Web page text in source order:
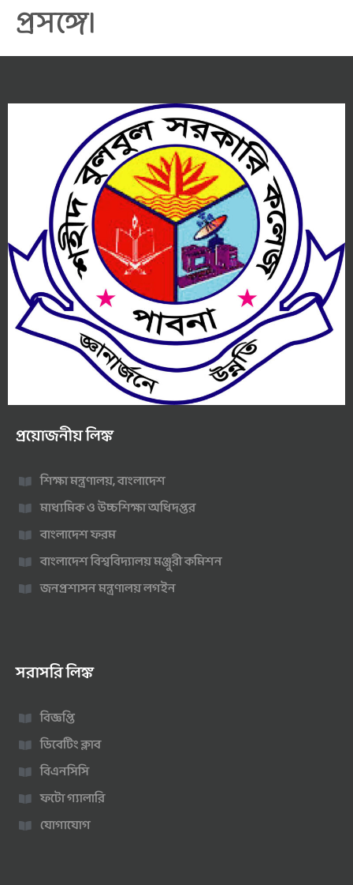
প্রসঙ্গে।
প্রয়োজনীয় লিঙ্ক
শিক্ষা মন্ত্রণালয়, বাংলাদেশ
মাধ্যমিক ও উচ্চশিক্ষা অধিদপ্তর
বাংলাদেশ ফরম
বাংলাদেশ বিশ্ববিদ্যালয় মঞ্জুরী কমিশন
জনপ্রশাসন মন্ত্রণালয় লগইন
সরাসরি লিঙ্ক
বিজ্ঞপ্তি
ডিবেটিং ক্লাব
বিএনসিসি
ফটো গ্যালারি
যোগাযোগ